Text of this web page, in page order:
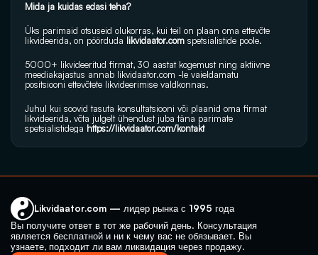
Mida ja kuidas edasi teha?
Üks parimaid otsuseid olukorras, kui teil on plaan oma ettevõte
likvideerida, on pöörduda likvidaator.com spetsialistide poole.
5000+ likvideeritud firmat, 30 aastat kogemust ning aktiivne
meediakajastus annab likvidaator.com -le vaieldamatu
positsiooni ettevõtete likvideerimise valdkonnas.
Juhul kui soovid tasuta konsultatsiooni või plaanid oma firmat
likvideerida, võta julgelt ühendust juba täna parimate
spetsialistidega https://likvidaator.com/kontakt
Likvidaator.com — лидер рынка с 1995 года
Вы получите ответ в тот же рабочий день. Консультация
является бесплатной и ни к чему вас не обязывает. Вы
узнаете, подходит ли вам ликвидация через продажу.